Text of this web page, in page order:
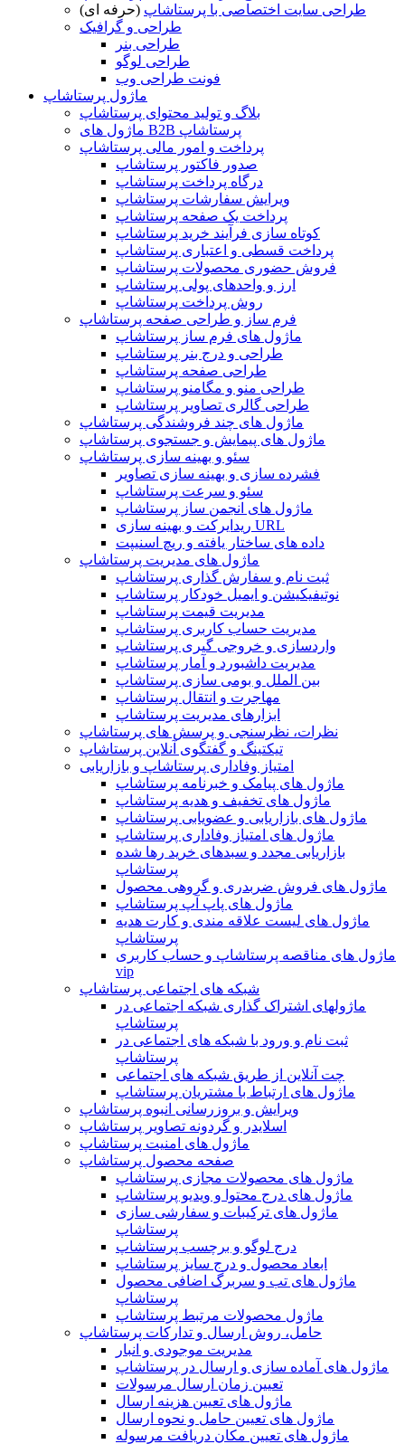
طراحی سایت اختصاصی با پرستاشاپ (حرفه ای)
طراحی و گرافیک
طراحی بنر
طراحی لوگو
فونت طراحی وب
ماژول پرستاشاپ
بلاگ و تولید محتوای پرستاشاپ
ماژول های B2B پرستاشاپ
پرداخت و امور مالی پرستاشاپ
صدور فاکتور پرستاشاپ
درگاه پرداخت پرستاشاپ
ویرایش سفارشات پرستاشاپ
پرداخت یک صفحه پرستاشاپ
کوتاه سازی فرآیند خرید پرستاشاپ
پرداخت قسطی و اعتباری پرستاشاپ
فروش حضوری محصولات پرستاشاپ
ارز و واحدهای پولی پرستاشاپ
روش پرداخت پرستاشاپ
فرم ساز و طراحی صفحه پرستاشاپ
ماژول های فرم ساز پرستاشاپ
طراحی و درج بنر پرستاشاپ
طراحی صفحه پرستاشاپ
طراحی منو و مگامنو پرستاشاپ
طراحی گالری تصاویر پرستاشاپ
ماژول های چند فروشندگی پرستاشاپ
ماژول های پیمایش و جستجوی پرستاشاپ
سئو و بهینه سازی پرستاشاپ
فشرده سازی و بهینه سازی تصاویر
سئو و سرعت پرستاشاپ
ماژول های انجمن ساز پرستاشاپ
ریدایرکت و بهینه سازی URL
داده های ساختار یافته و ریچ اسنیپت
ماژول های مدیریت پرستاشاپ
ثبت نام و سفارش گذاری پرستاشاپ
نوتیفیکیشن و ایمیل خودکار پرستاشاپ
مدیریت قیمت پرستاشاپ
مدیریت حساب کاربری پرستاشاپ
واردسازی و خروجی گیری پرستاشاپ
مدیریت داشبورد و آمار پرستاشاپ
بین الملل و بومی سازی پرستاشاپ
مهاجرت و انتقال پرستاشاپ
ابزارهای مدیریت پرستاشاپ
نظرات، نظرسنجی و پرسش های پرستاشاپ
تیکتینگ و گفتگوی آنلاین پرستاشاپ
امتیاز وفاداری پرستاشاپ و بازاریابی
ماژول های پیامک و خبرنامه پرستاشاپ
ماژول های تخفیف و هدیه پرستاشاپ
ماژول های بازاریابی و عضویابی پرستاشاپ
ماژول های امتیاز وفاداری پرستاشاپ
بازاریابی مجدد و سبدهای خرید رها شده
پرستاشاپ
ماژول های فروش ضربدری و گروهی محصول
ماژول های پاپ آپ پرستاشاپ
ماژول های لیست علاقه مندی و کارت هدیه
پرستاشاپ
ماژول های مناقصه پرستاشاپ و حساب کاربری
vip
شبکه های اجتماعی پرستاشاپ
ماژولهای اشتراک‌ گذاری شبکه اجتماعی در
پرستاشاپ
ثبت نام و ورود با شبکه های اجتماعی در
پرستاشاپ
چت آنلاین از طریق شبکه های اجتماعی
ماژول های ارتباط با مشتریان پرستاشاپ
ویرایش و بروزرسانی انبوه پرستاشاپ
اسلایدر و گردونه تصاویر پرستاشاپ
ماژول های امنیت پرستاشاپ
صفحه محصول پرستاشاپ
ماژول های محصولات مجازی پرستاشاپ
ماژول های درج محتوا و ویدیو پرستاشاپ
ماژول های ترکیبات و سفارشی سازی
پرستاشاپ
درج لوگو و برچسب پرستاشاپ
ابعاد محصول و درج سایز پرستاشاپ
ماژول های تب و سربرگ اضافی محصول
پرستاشاپ
ماژول محصولات مرتبط پرستاشاپ
حامل، روش ارسال و تدارکات پرستاشاپ
مدیریت موجودی و انبار
ماژول های آماده سازی و ارسال در پرستاشاپ
تعیین زمان ارسال مرسولات
ماژول های تعیین هزینه ارسال
ماژول های تعیین حامل و نحوه ارسال
ماژول های تعیین مکان دریافت مرسوله